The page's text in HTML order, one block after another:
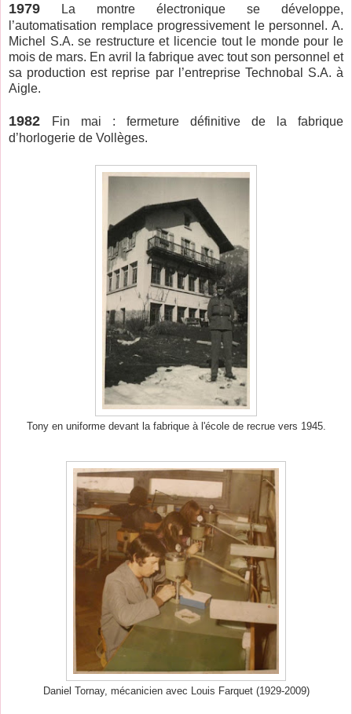
1979 La montre électronique se développe,
l’automatisation remplace progressivement le personnel. A.
Michel S.A. se restructure et licencie tout le monde pour le
mois de mars. En avril la fabrique avec tout son personnel et
sa production est reprise par l’entreprise Technobal S.A. à
Aigle.
1982
Fin mai : fermeture définitive de la fabrique
d’horlogerie de Vollèges.
Tony en uniforme devant la fabrique à l'école de recrue vers 1945.
Daniel Tornay, mécanicien avec Louis Farquet (1929-2009)